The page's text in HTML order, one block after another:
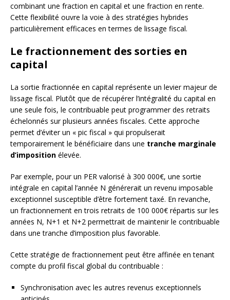
combinant une fraction en capital et une fraction en rente.
Cette flexibilité ouvre la voie à des stratégies hybrides
particulièrement efficaces en termes de lissage fiscal.
Le fractionnement des sorties en
capital
La sortie fractionnée en capital représente un levier majeur de
lissage fiscal. Plutôt que de récupérer l’intégralité du capital en
une seule fois, le contribuable peut programmer des retraits
échelonnés sur plusieurs années fiscales. Cette approche
permet d’éviter un « pic fiscal » qui propulserait
temporairement le bénéficiaire dans une tranche marginale
d’imposition élevée.
Par exemple, pour un PER valorisé à 300 000€, une sortie
intégrale en capital l’année N générerait un revenu imposable
exceptionnel susceptible d’être fortement taxé. En revanche,
un fractionnement en trois retraits de 100 000€ répartis sur les
années N, N+1 et N+2 permettrait de maintenir le contribuable
dans une tranche d’imposition plus favorable.
Cette stratégie de fractionnement peut être affinée en tenant
compte du profil fiscal global du contribuable :
Synchronisation avec les autres revenus exceptionnels